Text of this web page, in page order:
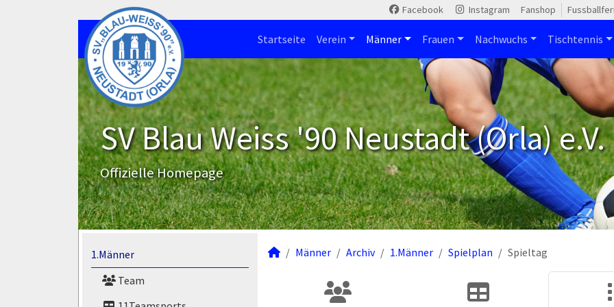
Facebook Instagram Fanshop
Startseite Verein Männer Frauen Nachwuchs Tischtennis
SV Blau Weiss '90 Neustadt (Orla) e.V.
Offizielle Homepage
1.Männer
Team
Männer Archiv 1.Männer Spielplan Spieltag